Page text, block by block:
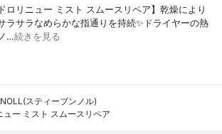
ロリニュー ミスト スムースリペア】乾燥により
ラサラなめらかな指通りを持続✨ドライヤーの熱
…続きを見る
スティーブンノル)
ュー ミスト スムースリペア